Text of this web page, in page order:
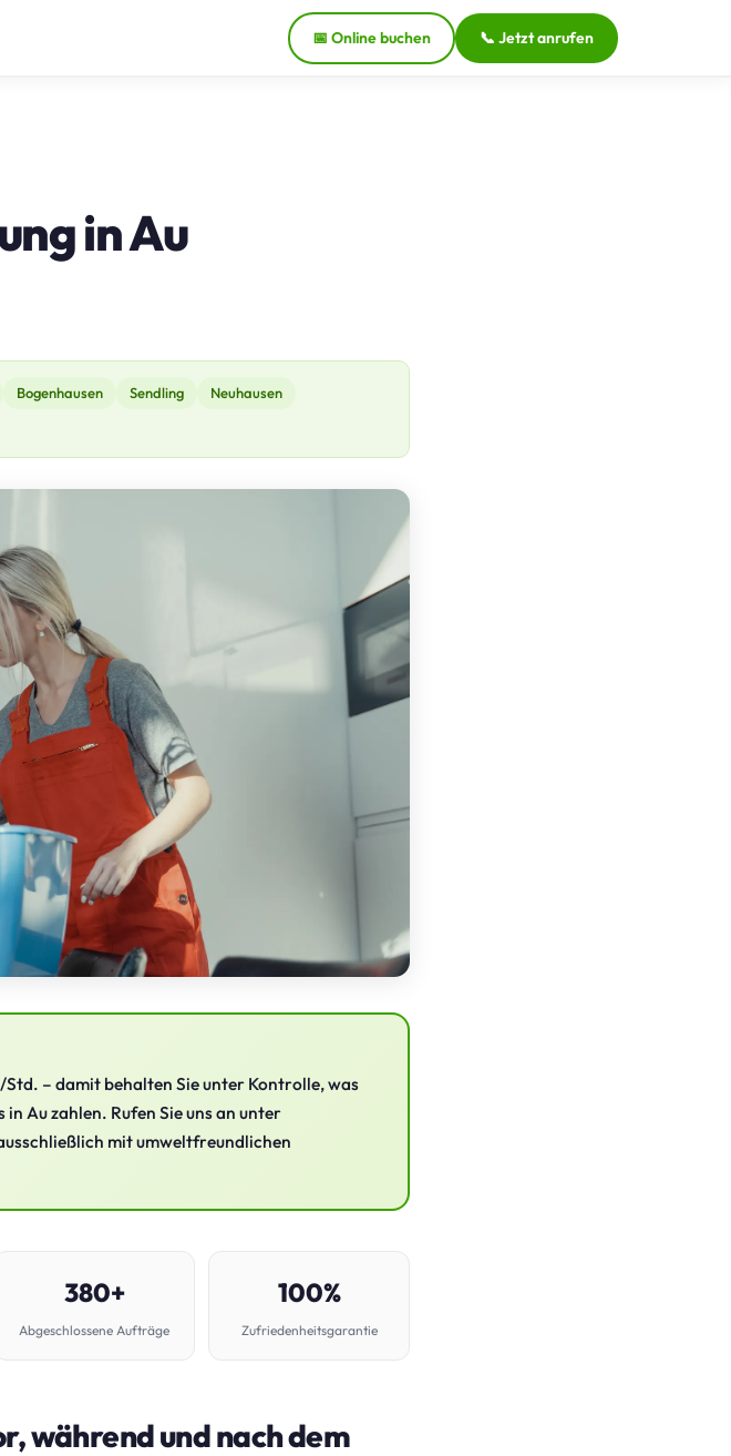
📅 Online buchen 📞 Jetzt anrufen
in Au
Bogenhausen Sendling
Neuhausen
– damit behalten Sie unter Kontrolle, was
Au zahlen. Rufen Sie uns an unter
mit umweltfreundlichen
380+
Abgeschlossene Aufträge
100%
Zufriedenheitsgarantie
während und nach dem